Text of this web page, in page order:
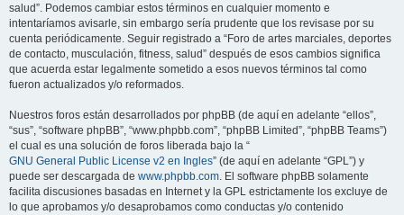
salud”. Podemos cambiar estos términos en cualquier momento e
intentaríamos avisarle, sin embargo sería prudente que los revisase por su
cuenta periódicamente. Seguir registrado a “Foro de artes marciales, deportes
de contacto, musculación, fitness, salud” después de esos cambios significa
que acuerda estar legalmente sometido a esos nuevos términos tal como
fueron actualizados y/o reformados.
Nuestros foros están desarrollados por phpBB (de aquí en adelante “ellos”,
“sus”, “software phpBB”, “www.phpbb.com”, “phpBB Limited”, “phpBB Teams”)
el cual es una solución de foros liberada bajo la “
GNU General Public License v2 en Ingles” (de aquí en adelante “GPL”) y
puede ser descargada de www.phpbb.com. El software phpBB solamente
facilita discusiones basadas en Internet y la GPL estrictamente los excluye de
lo que aprobamos y/o desaprobamos como conductas y/o contenido